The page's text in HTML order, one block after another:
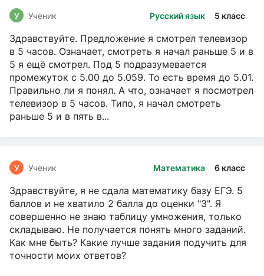
Русский язык 5 класс
У Ученик
Здравствуйте. Предложение я смотрел телевизор
в 5 часов. Означает, смотреть я начал раньше 5 и в
5 я ещё смотрел. Под 5 подразумевается
промежуток с 5.00 до 5.059. То есть время до 5.01.
Правильно ли я понял. А что, означает я посмотрел
телевизор в 5 часов. Типо, я начал смотреть
раньше 5 и в пять в...
Математика 6 класс
У Ученик
Здравствуйте, я не сдала математику базу ЕГЭ. 5
баллов и не хватило 2 балла до оценки "3". Я
совершенно не знаю таблицу умножения, только
складываю. Не получается понять много заданий.
Как мне быть? Какие лучше задания подучить для
точности моих ответов?